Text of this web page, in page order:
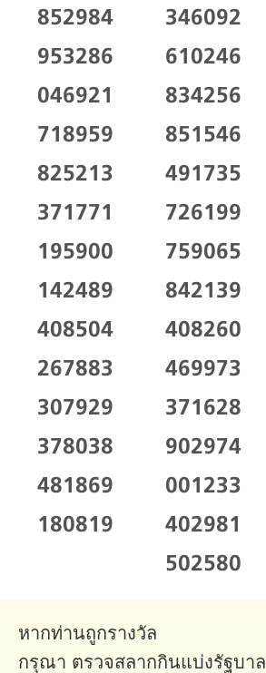
852984
346092
953286
610246
046921
834256
718959
851546
825213
491735
371771
726199
195900
759065
142489
842139
408504
408260
267883
469973
307929
371628
378038
902974
481869
001233
180819
402981
502580
หากท่านถูกรางวัล
กรุณา ตรวจสลากกินแบ่งรัฐบาล